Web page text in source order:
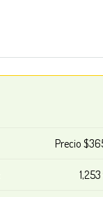
Precio